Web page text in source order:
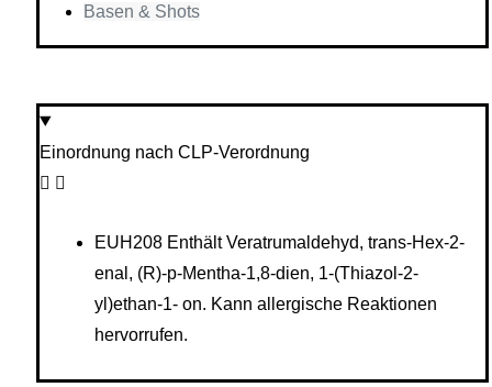
Basen & Shots
Einordnung nach CLP-Verordnung
EUH208 Enthält Veratrumaldehyd, trans-Hex-2-
enal, (R)-p-Mentha-1,8-dien, 1-(Thiazol-2-
yl)ethan-1- on. Kann allergische Reaktionen
hervorrufen.